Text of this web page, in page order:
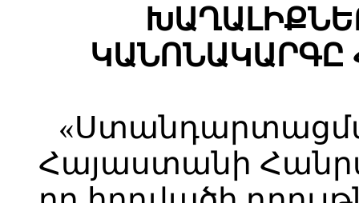
ԿԱՆՈՆԱԿԱՐԳԸ
Հայաստանի